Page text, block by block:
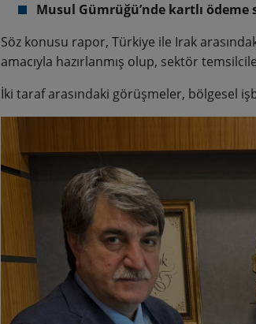
Musul Gümrüğü’nde kartlı
Söz konusu rapor, Türkiye ile Irak
amacıyla hazırlanmış olup, sektör
İki taraf arasındaki görüşmeler, bölgesel